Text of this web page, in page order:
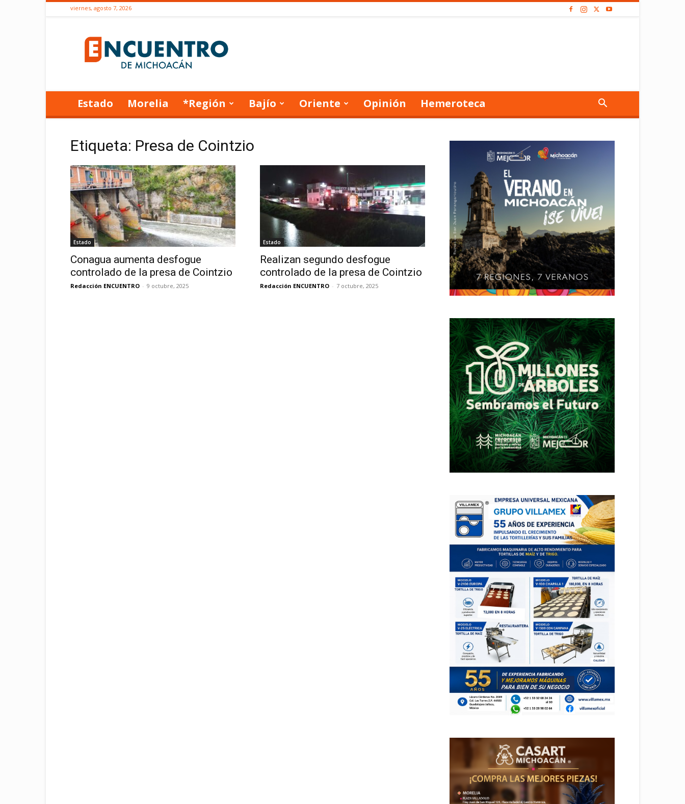
viernes, agosto 7, 2026
de
Michoacán
Estado Morelia *Región Bajío Oriente Opinión Hemeroteca
Etiqueta: Presa de Cointzio
Estado
Conagua aumenta desfogue
controlado de la presa de Cointzio
Redacción ENCUENTRO - 9 octubre, 2025
Estado
Realizan segundo desfogue
controlado de la presa de Cointzio
Redacción ENCUENTRO - 7 octubre, 2025